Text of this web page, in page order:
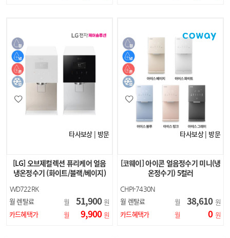
타사보상 | 방문
[LG] 오브제컬렉션 퓨리케어 얼음
냉온정수기 (화이트/블랙/베이지)
WD722RK
WD722RE
월 렌탈료 월 51,900 원
카드혜택가
월 9,900 원
타사보상 | 방문
[코웨이] 아이콘 얼음정수기 미니(냉
온정수기) 5컬러
CHPI-7430N
월 렌탈료 월 38,610 원
카드혜택가
월 0 원